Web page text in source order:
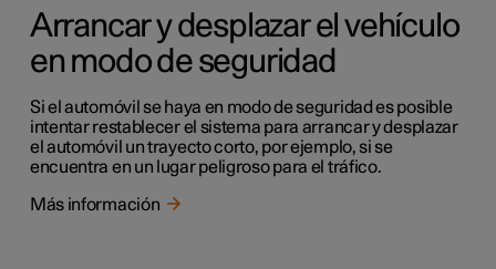
Arrancar y desplazar el vehículo
en modo de seguridad
Si el automóvil se haya en modo de seguridad es posible
intentar restablecer el sistema para arrancar y desplazar
el automóvil un trayecto corto, por ejemplo, si se
encuentra en un lugar peligroso para el tráfico.
Más información